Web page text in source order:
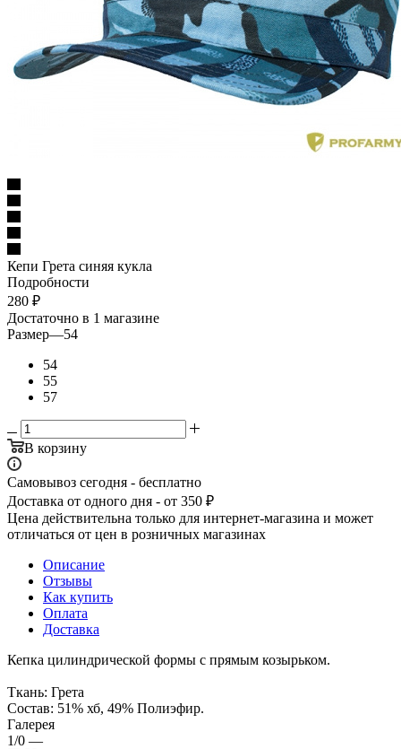
Кепи Грета синяя кукла
Подробности
280 ₽
Достаточно в 1 магазине
Размер—54
54
55
57
В корзину
Самовывоз сегодня - бесплатно
Доставка от одного дня - от 350 ₽
Цена действительна только для интернет-магазина и может
отличаться от цен в розничных магазинах
Описание
Отзывы
Как купить
Оплата
Доставка
Кепка цилиндрической формы с прямым козырьком.
Ткань: Грета
Состав: 51% хб, 49% Полиэфир.
Галерея
1/0 —